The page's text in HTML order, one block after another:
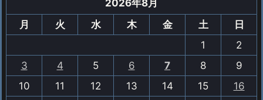
2026年8月
月
火 水 木 金 土
日
1
2
3
4 5 6 7 8
9
10
11 12 13 14 15
16